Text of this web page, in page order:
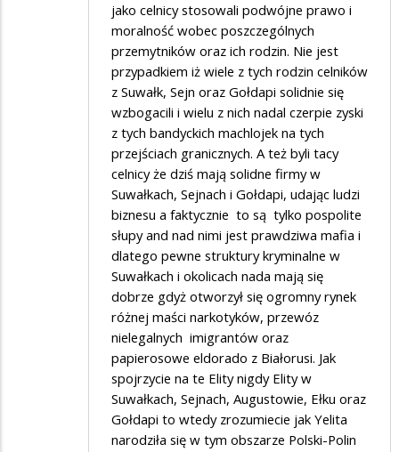
jako celnicy stosowali podwójne prawo i
moralność wobec poszczególnych
przemytników oraz ich rodzin. Nie jest
przypadkiem iż wiele z tych rodzin celników
z Suwałk, Sejn oraz Gołdapi solidnie się
wzbogacili i wielu z nich nadal czerpie zyski
z tych bandyckich machlojek na tych
przejściach granicznych. A też byli tacy
celnicy że dziś mają solidne firmy w
Suwałkach, Sejnach i Gołdapi, udając ludzi
biznesu a faktycznie to są tylko pospolite
słupy and nad nimi jest prawdziwa mafia i
dlatego pewne struktury kryminalne w
Suwałkach i okolicach nada mają się
dobrze gdyż otworzył się ogromny rynek
różnej maści narkotyków, przewóz
nielegalnych imigrantów oraz
papierosowe eldorado z Białorusi. Jak
spojrzycie na te Elity nigdy Elity w
Suwałkach, Sejnach, Augustowie, Ełku oraz
Gołdapi to wtedy zrozumiecie jak Yelita
narodziła się w tym obszarze Polski-Polin